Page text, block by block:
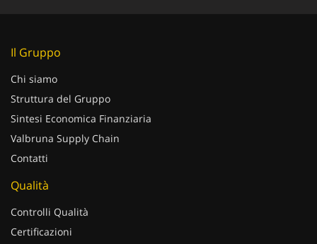
Il Gruppo
Chi siamo
Struttura del Gruppo
Sintesi Economica Finanziaria
Valbruna Supply Chain
Contatti
Qualità
Controlli Qualità
Certificazioni